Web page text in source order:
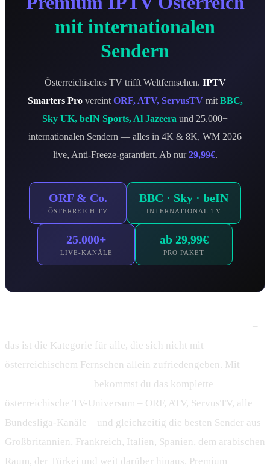
mit internationalen
Sendern
Österreichisches TV trifft Weltfernsehen. IPTV
Smarters Provereint ORF, ATV, ServusTVmit BBC,
Sky UK, beIN Sports, Al Jazeera und 25.000+
internationalen Sendern — alles in 4K & 8K, WM 2026
live, Anti-Freeze-garantiert. Ab nur29,99€.
ORF & Co.
ÖSTERREICH TV
BBC · Sky · beIN
INTERNATIONAL TV
25.000+
LIVE-KANÄLE
ab 29,99€
PRO PAKET
–
das ist die Kategorie für alle, die sich nicht mit
österreichischem Fernsehen allein zufriedengeben. Mit
bekommst du das komplette
österreichische TV-Universum – ORF, ATV, ServusTV, alle
Bundesliga-Kanäle – und gleichzeitig die besten Sender aus
Großbritannien, Frankreich, Italien, Spanien, dem arabischen
Raum, der Türkei und weit darüber hinaus. Premium